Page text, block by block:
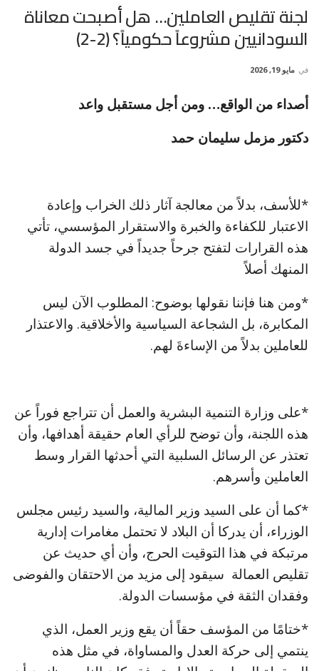
لجنة تقليص العاملين… هل أصبحت معاناة
السودانيين مشروعاً حكومياً؟ (2-2)
في مايو 19, 2026
أصداء من الواقع… ومن أجل مستقبل واعد
دكتور مزمل سليمان حمد
*للأسف، بدلاً من معالجة آثار ذلك الخراب وإعادة
الاعتبار للكفاءة والخبرة والاستقرار المؤسسي، تأتي
هذه القرارات لتفتح جرحاً جديداً في جسد الدولة
المنهك أصلاً
*ومن هنا فإننا نقولها بوضوح: المطلوب الآن ليس
المكابرة، بل الشجاعة السياسية والأخلاقية. والاعتذار
للعاملين بدلاً من الإساءةَ لهم.
*على وزارة التنمية البشرية والعمل أن تتراجع فوراً عن
هذه اللجنة، وأن توضح للرأي العام حقيقة أهدافها، وأن
تعتذر عن الرسائل السلبية التي أحدثها القرار وسط
العاملين وأسرهم.
*كما أن على السيد وزير المالية، والسيد رئيس مجلس
الوزراء، أن يدركا أن البلاد لا تحتمل مغامرات إدارية
مرتبكة في هذا التوقيت الحرج، وأن أي حديث عن
تقليص العمالة سيقود إلى مزيد من الاحتقان والفوضى
وفقدان الثقة في مؤسسات الدولة.
*ختامًا من المؤسف حقاً أن يقع وزير العمل، الذي
ينتمي إلى حركة العدل والمساواة، في مثل هذه